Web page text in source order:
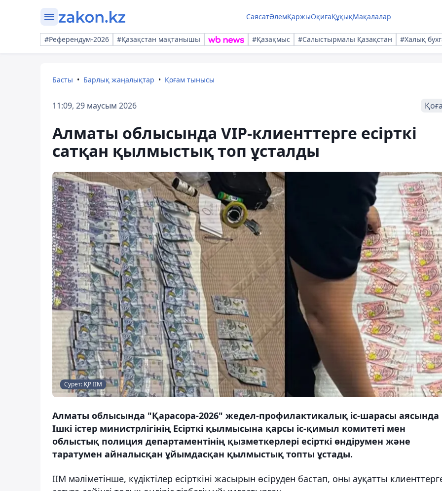
СаясатӘлемҚаржыОқиғаҚұқықМақалалар
#Референдум-2026 #Қазақстан мақтанышы #Қазақмыс #Салыстырмалы Қазақстан #Халық
Басты Барлық жаңалықтар Қоғам тынысы
11:09, 29 маусым 2026
Алматы облысында VIP-клиенттерге есірткі
сатқан қылмыстық топ ұсталды
Сурет: ҚР ІІМ
Алматы облысында "Қарасора-2026" жедел-профилактикалық іс-шарасы аясында
Ішкі істер министрлігінің Есірткі қылмысына қарсы іс-қимыл комитеті мен
облыстық полиция департаментінің қызметкерлері есірткі өндірумен және
таратумен айналысқан ұйымдасқан қылмыстық топты ұстады.
ІІМ мәліметінше, күдіктілер есірткіні жасырын өсіруден бастап, оны ауқатты